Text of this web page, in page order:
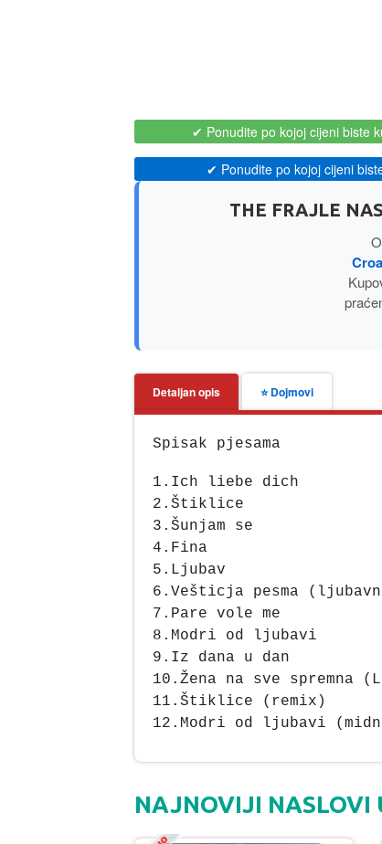
✔ Ponudite po kojoj cijeni biste
✔ Ponudite po kojoj cijeni
THE FRAJLE
Detaljan opis ⭐ Dojmovi
Spisak pjesama
1.Ich liebe dich
2.Štiklice
3.Šunjam se
4.Fina
5.Ljubav
6.Vešticja pesma
7.Pare vole me
8.Modri od ljubavi
9.Iz dana u dan
10.Žena na sve spremna
11.Štiklice (remix)
12.Modri od ljubavi
NAJNOVIJI NASLOVI